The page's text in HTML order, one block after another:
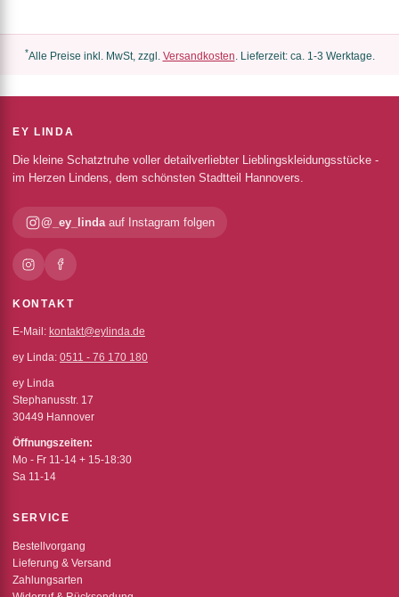
*Alle Preise inkl. MwSt, zzgl. Versandkosten. Lieferzeit: ca. 1-3 Werktage.
EY LINDA
Die kleine Schatztruhe voller detailverliebter Lieblingskleidungsstücke -
im Herzen Lindens, dem schönsten Stadtteil Hannovers.
@_ey_lindaauf Instagram folgen
KONTAKT
E-Mail: kontakt@eylinda.de
ey Linda: 0511 - 76 170 180
ey Linda
Stephanusstr. 17
30449 Hannover
Öffnungszeiten:
Mo - Fr 11-14 + 15-18:30
Sa 11-14
SERVICE
Bestellvorgang
Lieferung & Versand
Zahlungsarten